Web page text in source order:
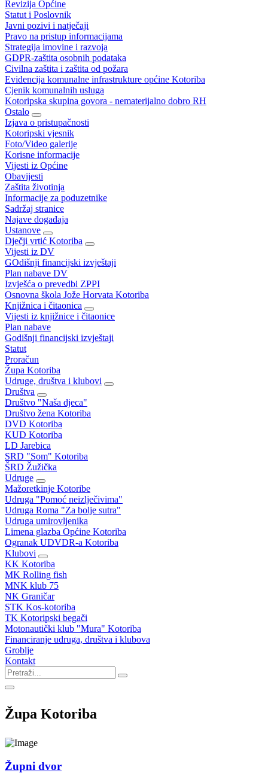
Revizija Općine
Statut i Poslovnik
Javni pozivi i natječaji
Pravo na pristup informacijama
Strategija imovine i razvoja
GDPR-zaštita osobnih podataka
Civilna zaštita i zaštita od požara
Evidencija komunalne infrastrukture općine Kotoriba
Cjenik komunalnih usluga
Kotoripska skupina govora - nematerijalno dobro RH
Ostalo
Izjava o pristupačnosti
Kotoripski vjesnik
Foto/Video galerije
Korisne informacije
Vijesti iz Općine
Obavijesti
Zaštita životinja
Informacije za poduzetnike
Sadržaj stranice
Najave događaja
Ustanove
Dječji vrtić Kotoriba
Vijesti iz DV
GOdišnji financijski izvještaji
Plan nabave DV
Izvješća o prevedbi ZPPI
Osnovna škola Jože Horvata Kotoriba
Knjižnica i čitaonica
Vijesti iz knjižnice i čitaonice
Plan nabave
Godišnji financijski izvještaji
Statut
Proračun
Župa Kotoriba
Udruge, društva i klubovi
Društva
Društvo "Naša djeca"
Društvo žena Kotoriba
DVD Kotoriba
KUD Kotoriba
LD Jarebica
SRD "Som" Kotoriba
ŠRD Žužička
Udruge
Mažoretkinje Kotoribe
Udruga "Pomoć neizlječivima"
Udruga Roma "Za bolje sutra"
Udruga umirovljenika
Limena glazba Općine Kotoriba
Ogranak UDVDR-a Kotoriba
Klubovi
KK Kotoriba
MK Rolling fish
MNK klub 75
NK Graničar
STK Kos-kotoriba
TK Kotoripski begači
Motonautički klub "Mura" Kotoriba
Financiranje udruga, društva i klubova
Groblje
Kontakt
Župa Kotoriba
Župni dvor